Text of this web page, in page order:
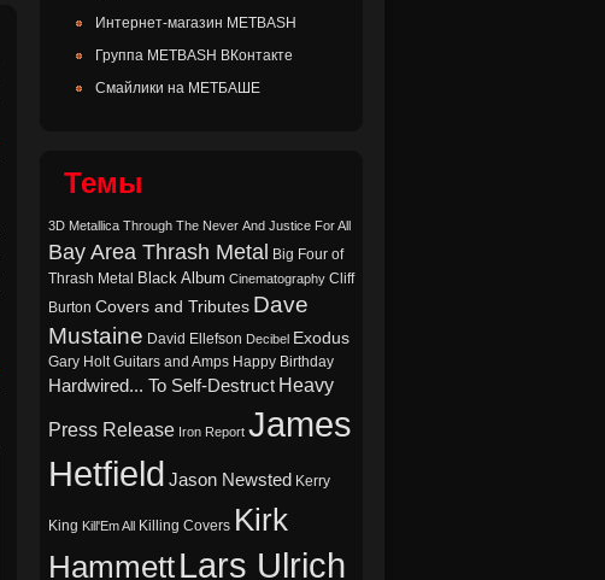
Интернет-магазин METBASH
Группа METBASH ВКонтакте
Смайлики на МЕТБАШЕ
Темы
3D Metallica Through The Never And Justice For All
Bay Area Thrash Metal Big Four of
Thrash Metal Black Album Cinematography Cliff
Burton Covers and Tributes Dave
Mustaine David Ellefson Decibel Exodus
Gary Holt Guitars and Amps Happy Birthday
Hardwired... To Self-Destruct Heavy
Press Release Iron Report James
Hetfield Jason Newsted Kerry
King Kill'Em All Killing Covers Kirk
HammettLars Ulrich